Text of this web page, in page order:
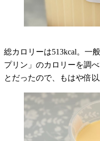
総カロリーは513kcal。一
プリン」のカロリーを調
とだったので、もはや倍以